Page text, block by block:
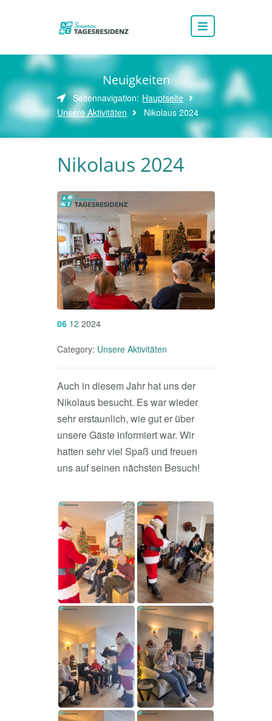
Neuigkeiten
Seitennavigation: Hauptseite
Unsere Aktivitäten
Nikolaus 2024
Nikolaus 2024
06 12 2024
Category: Unsere Aktivitäten
Auch in diesem Jahr hat uns der
Nikolaus besucht. Es war wieder
sehr erstaunlich, wie gut er über
unsere Gäste informiert war. Wir
hatten sehr viel Spaß und freuen
uns auf seinen nächsten Besuch!